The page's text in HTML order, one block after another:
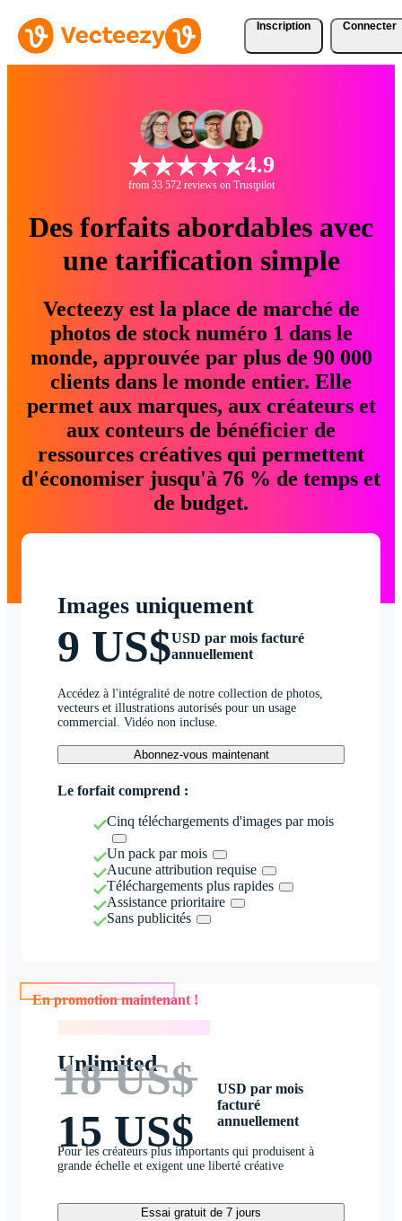
Inscription Connecter
4.9
from 33 572 reviews on Trustpilot
Des forfaits abordables avec
une tarification simple
Vecteezy est la place de marché de
photos de stock numéro 1 dans le
monde, approuvée par plus de 90 000
clients dans le monde entier. Elle
permet aux marques, aux créateurs et
aux conteurs de bénéficier de
ressources créatives qui permettent
d'économiser jusqu'à 76 % de temps et
de budget.
Images uniquement
9 US$USD par mois facturé
annuellement
Accédez à l'intégralité de notre collection de photos,
vecteurs et illustrations autorisés pour un usage
commercial. Vidéo non incluse.
Abonnez-vous maintenant
Le forfait comprend :
Cinq téléchargements d'images par mois
Un pack par mois
Aucune attribution requise
Téléchargements plus rapides
Assistance prioritaire
Sans publicités
En promotion maintenant !
Unlimited
18 US$
15 US$
USD par mois
facturé
annuellement
Pour les créateurs plus importants qui produisent à
grande échelle et exigent une liberté créative
Essai gratuit de 7 jours